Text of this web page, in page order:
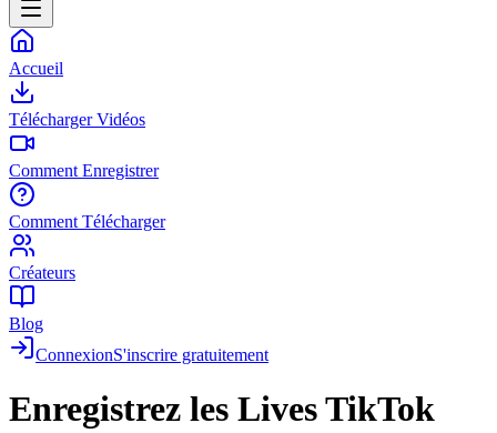
Accueil
Télécharger Vidéos
Comment Enregistrer
Comment Télécharger
Créateurs
Blog
ConnexionS'inscrire gratuitement
Enregistrez les Lives TikTok